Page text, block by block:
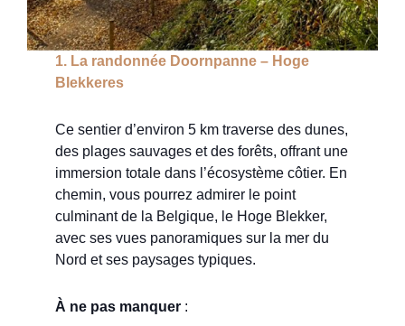
1. La randonnée Doornpanne – Hoge
Blekkeres
Ce sentier d’environ 5 km traverse des dunes,
des plages sauvages et des forêts, offrant une
immersion totale dans l’écosystème côtier. En
chemin, vous pourrez admirer le point
culminant de la Belgique, le Hoge Blekker,
avec ses vues panoramiques sur la mer du
Nord et ses paysages typiques.
À ne pas manquer :